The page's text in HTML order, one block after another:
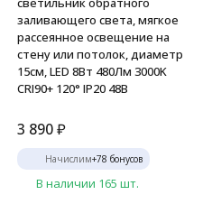
заливающего света, мягкое
рассеянное освещение на
стену или потолок, диаметр
15см, LED 8Вт 480Лм 3000K
CRI90+ 120° IP20 48В
3 890₽
Начислим+78 бонусов
В наличии 165 шт.